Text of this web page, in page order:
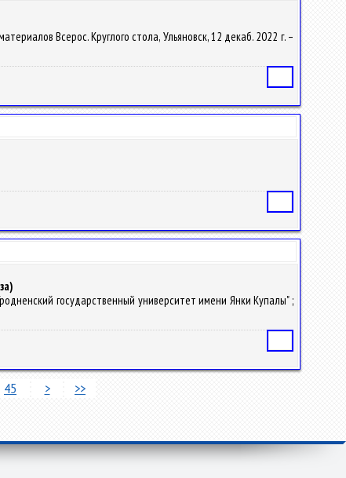
Всерос. Круглого стола, Ульяновск, 12 декаб. 2022 г. –
государственный университет имени Янки Купалы" ;
45 > >>